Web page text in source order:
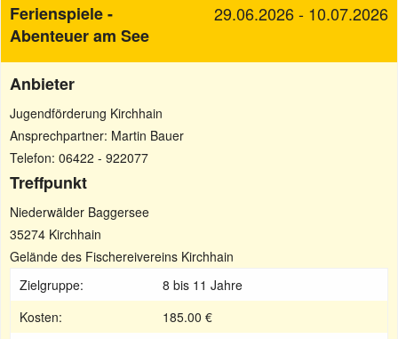
Ferienspiele -
Abenteuer am See
29.06.2026 - 10.07.2026
Anbieter
Jugendförderung Kirchhain
Ansprechpartner: Martin Bauer
Telefon: 06422 - 922077
Treffpunkt
Niederwälder Baggersee
35274 Kirchhain
Gelände des Fischereivereins Kirchhain
Zielgruppe:
8 bis 11 Jahre
Kosten:
185.00 €